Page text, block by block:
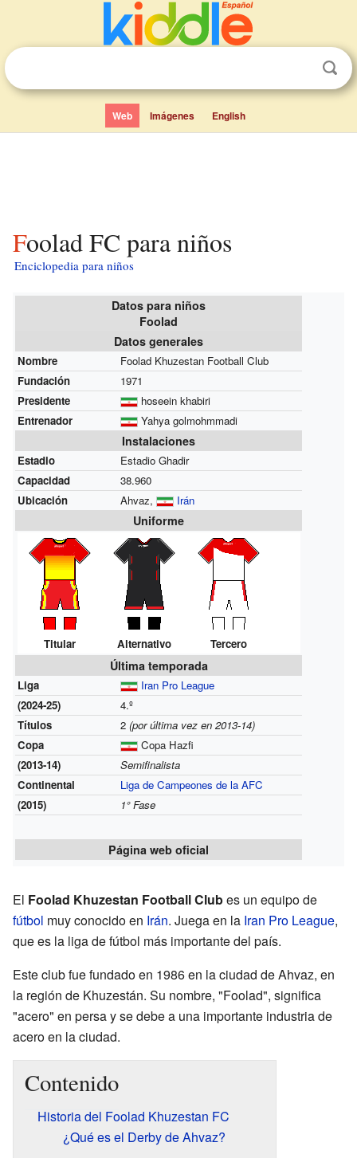
Web Imágenes English
Foolad FC para niños
Enciclopedia para niños
Datos para niños
Foolad
Datos generales
Nombre
Foolad Khuzestan Football Club
Fundación
1971
Presidente
hoseein khabiri
Entrenador
Yahya golmohmmadi
Instalaciones
Estadio
Estadio Ghadir
Capacidad
38.960
Ubicación
Ahvaz, Irán
Uniforme
Titular Alternativo Tercero
Última temporada
Liga
Iran Pro League
(2024-25)
4.º
Títulos
2 (por última vez en 2013-14)
Copa
Copa Hazfi
(2013-14)
Semifinalista
Continental
Liga de Campeones de la AFC
(2015)
1° Fase
Página web oficial
El Foolad Khuzestan Football Clubes un equipo de
fútbol muy conocido en Irán. Juega en la Iran Pro League,
que es la liga de fútbol más importante del país.
Este club fue fundado en 1986 en la ciudad de Ahvaz, en
la región de Khuzestán. Su nombre, "Foolad", significa
"acero" en persa y se debe a una importante industria de
acero en la ciudad.
Contenido
Historia del Foolad Khuzestan FC
¿Qué es el Derby de Ahvaz?